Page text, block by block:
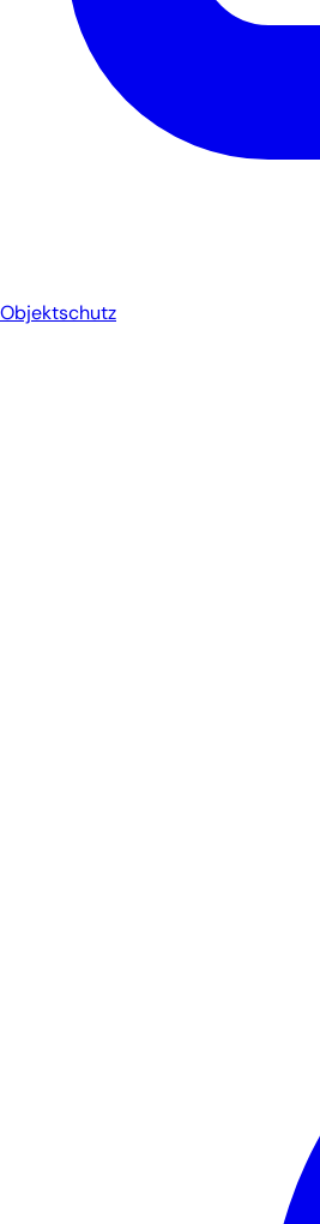
Objektschutz